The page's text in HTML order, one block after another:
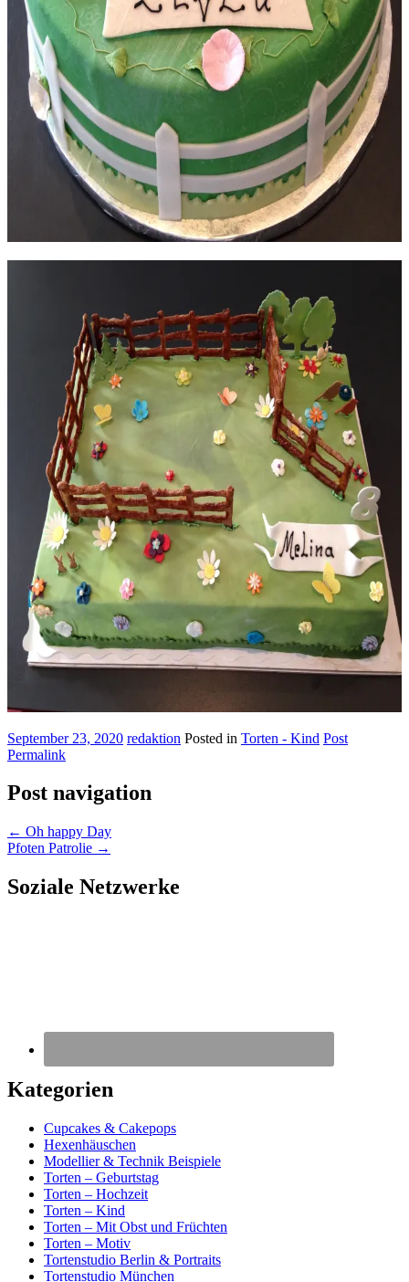
September 23, 2020 redaktion Posted in Torten - Kind Post
Permalink
Post navigation
← Oh happy Day
Pfoten Patrolie →
Soziale Netzwerke
Kategorien
Cupcakes & Cakepops
Hexenhäuschen
Modellier & Technik Beispiele
Torten – Geburtstag
Torten – Hochzeit
Torten – Kind
Torten – Mit Obst und Früchten
Torten – Motiv
Tortenstudio Berlin & Portraits
Tortenstudio München